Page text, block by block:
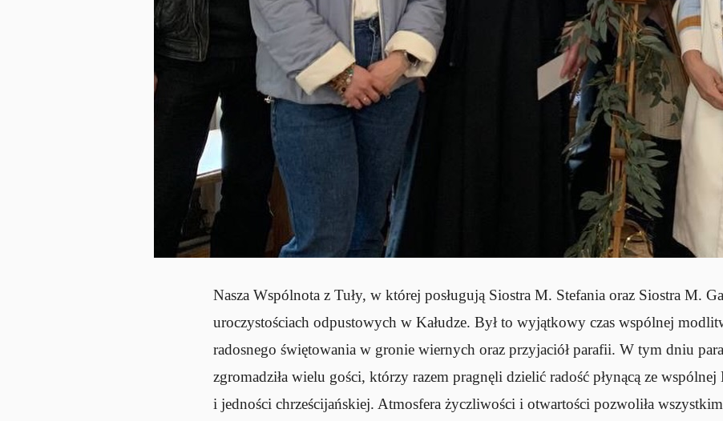
Nasza Wspólnota z Tuły, w której posługują Siostra M. Stefania oraz Siostra M.
uroczystościach odpustowych w Kałudze. Był to wyjątkowy czas wspólnej
radosnego świętowania w gronie wiernych oraz przyjaciół parafii. W tym dniu
zgromadziła wielu gości, którzy razem pragnęli dzielić radość płynącą ze wspólnej
i jedności chrześcijańskiej. Atmosfera życzliwości i otwartości pozwoliła